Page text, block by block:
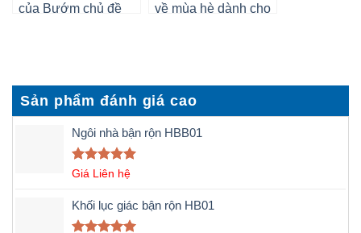
Sản phẩm đánh giá cao
Ngôi nhà bận rộn HBB01
Được xếp
5 sao
Giá Liên hệ
Khối lục giác bận rộn HB01
của Bướm chủ đề
về mùa hè dành cho